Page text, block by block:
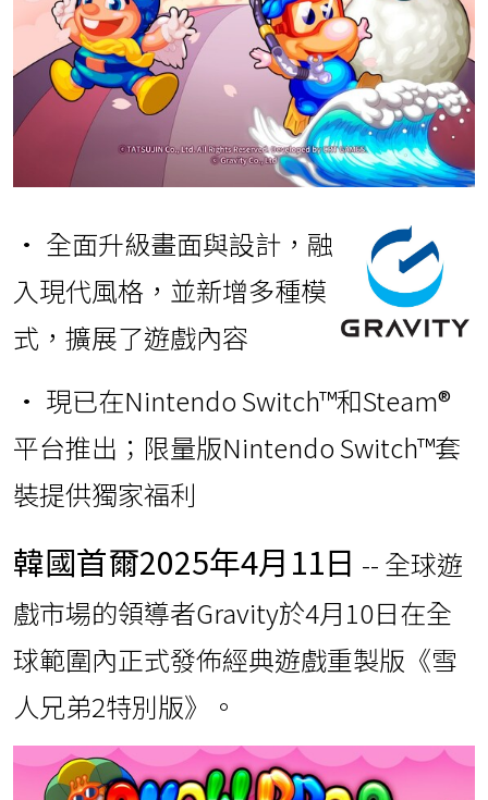
• 全面升級畫面與設計，融
入現代風格，並新增多種模
式，擴展了遊戲內容
• 現已在Nintendo Switch™和Steam®
平台推出；限量版Nintendo Switch™套
裝提供獨家福利
韓國首爾2025年4月11日 -- 全球遊
戲市場的領導者Gravity於4月10日在全
球範圍內正式發佈經典遊戲重製版《雪
人兄弟2特別版》。